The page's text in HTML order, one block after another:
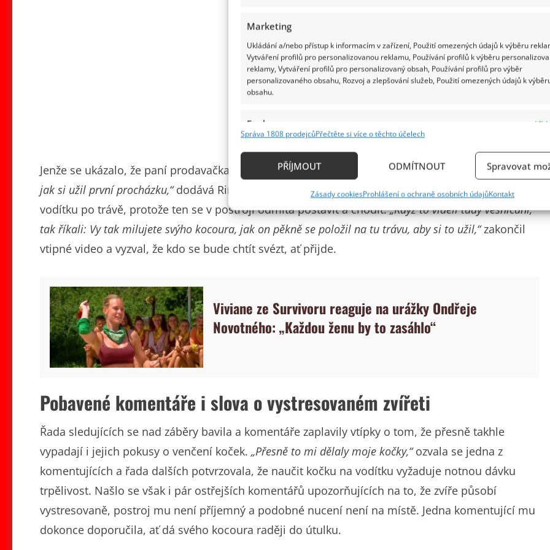
Marketing
Ukládání a/nebo přístup k informacím v zařízení, Použití omezených údajů k výběru
Vytváření profilů pro personalizovanou reklamu, Používání profilů k výběru
reklamy, Vytváření profilů pro personalizovaný obsah, Používání profilů pro výběr
personalizovaného obsahu, Rozvoj a zlepšování služeb, Použití omezených údajů k
obsahu.
Funkce
Identifikace zařízení na základě automaticky přenášených informací.
základě aktivně požadovaných informací.
Zajištění bezpečnosti, předcházení a zjišťování podvodů a
odstraňování chyb, Poskytování a zobrazování reklamy a
Správa 1808 prodejcůPřečtěte si více o těchto účelech
PŘÍJMOUT ODMÍTNOUT Spravovat
Zásady cookiesProhlášení o ochraně osobních údajůKontakt
Jenže se ukázalo, že paní prodavačka úplně pravdu neměla.
„Kuryakin si nezvykl, ale já vám ukážu,
jak si užil první procházku,“dodává Ringo a na dalším záběru vidíme, jak svého kocoura táhne na
vodítku po trávě, protože ten se v postroji odmítá postavit a chodit.„Když to viděli tady vesničani,
tak říkali: Vy tak milujete svýho kocoura, jak on pěkně se položil na tu trávu, aby si to užil,“zakončil
vtipné video a vyzval, že kdo se bude chtít svézt, ať přijde.
Viviane ze Survivoru reaguje na urážky Ondřeje
Novotného: „Každou ženu by to zasáhlo“
Pobavené komentáře i slova o vystresovaném zvířeti
Řada sledujících se nad záběry bavila a komentáře zaplavily vtípky o tom, že přesně takhle
vypadají i jejich pokusy o venčení koček. „Přesně to mi dělaly moje kočky,“ozvala se jedna z
komentujících a řada dalších potvrzovala, že naučit kočku na vodítku vyžaduje notnou dávku
trpělivost. Našlo se však i pár ostřejších komentářů upozorňujících na to, že zvíře působí
vystresovaně, postroj mu není příjemný a podobné nucení není na místě. Jedna komentující mu
dokonce doporučila, ať dá svého kocoura raději do útulku.